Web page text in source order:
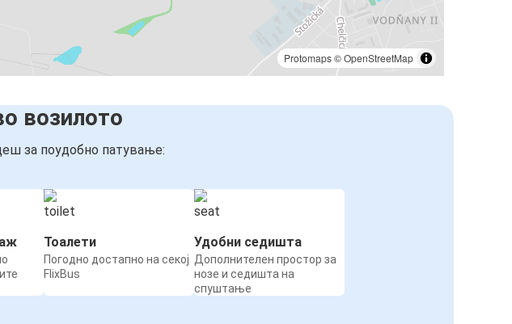
Protomaps©OpenStreetMap
возилото
за поудобно патување:
Тоалети
Погодно достапно на секој
FlixBus
Удобни седишта
Дополнителен простор за
нозе и седишта на
спуштање